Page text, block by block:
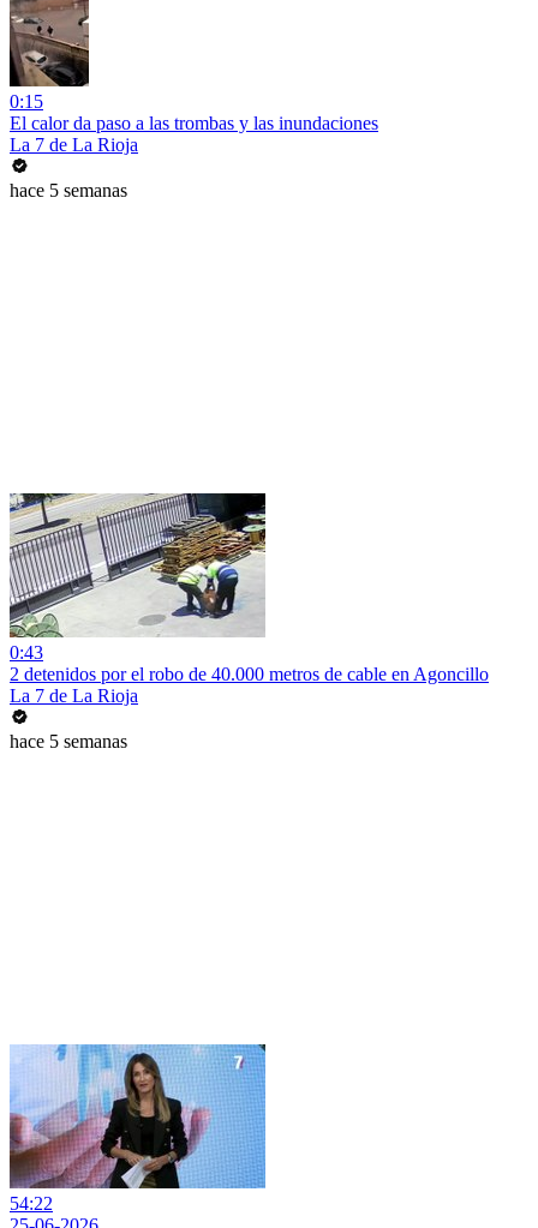
0:15
El calor da paso a las trombas y las inundaciones
La 7 de La Rioja
hace 5 semanas
0:43
2 detenidos por el robo de 40.000 metros de cable en Agoncillo
La 7 de La Rioja
hace 5 semanas
54:22